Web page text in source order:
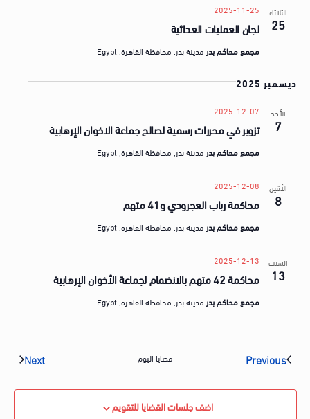
الثلاثاء
25 لجان العمليات العدائية
2025-11-25
مجمع محاكم بدر مدينة بدر, محافظة القاهرة, Egypt
ديسمبر 2025
الأحد
7 تزوير في محررات رسمية لصالح جماعة الاخوان الإرهابية
2025-12-07
مجمع محاكم بدر مدينة بدر, محافظة القاهرة, Egypt
الأثنين
8 محاكمة رباب العجرودي و41 متهم
2025-12-08
مجمع محاكم بدر مدينة بدر, محافظة القاهرة, Egypt
السبت
13 محاكمة 42 متهم بالانضمام لجماعة الأخوان الإرهابية
2025-12-13
مجمع محاكم بدر مدينة بدر, محافظة القاهرة, Egypt
Previous قضايا اليوم Next
اضف جلسات القضايا للتقويم